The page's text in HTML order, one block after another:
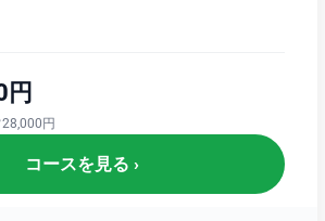
円
円
コースを見る ›